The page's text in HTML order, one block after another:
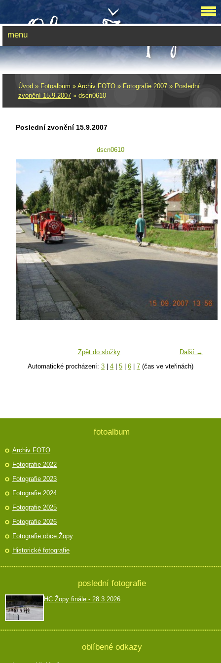
Úvod » Fotoalbum » Archiv FOTO » Fotografie 2007 » Poslední
zvonění­ 15.9.2007 » dscn0610
Poslední zvonění­ 15.9.2007
dscn0610
Další →
Zpět do složky
Automatické procházení: 3 | 4 | 5 | 6 | 7 (čas ve vteřinách)
menu
fotoalbum
Archiv FOTO
Fotografie 2022
Fotografie 2023
Fotografie 2024
Fotografie 2025
Fotografie 2026
Fotografie obce Žopy
Historické fotografie
poslední fotografie
HC Žopy finále - 28.3.2026
oblíbené odkazy